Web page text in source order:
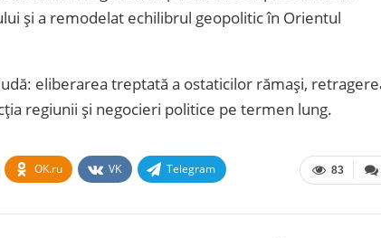
și a remodelat echilibrul geopolitic în Orientul
eliberarea treptată a ostaticilor rămași,
regiunii și negocieri politice pe termen lung.
83
OK.ru VK Telegram